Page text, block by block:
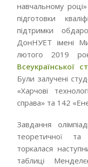
навчальному
підготовки
підтримки
ДонНУЕТ імені
лютого 2019
Всеукраїнської
Були залучені
«Харчові
справа» та 142
Завдання
теоретичної
торкалася
таблиці